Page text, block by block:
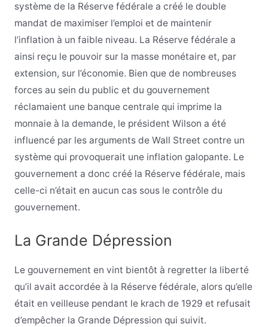
système de la Réserve fédérale a créé le double
mandat de maximiser l’emploi et de maintenir
l’inflation à un faible niveau. La Réserve fédérale a
ainsi reçu le pouvoir sur la masse monétaire et, par
extension, sur l’économie. Bien que de nombreuses
forces au sein du public et du gouvernement
réclamaient une banque centrale qui imprime la
monnaie à la demande, le président Wilson a été
influencé par les arguments de Wall Street contre un
système qui provoquerait une inflation galopante. Le
gouvernement a donc créé la Réserve fédérale, mais
celle-ci n’était en aucun cas sous le contrôle du
gouvernement.
La Grande Dépression
Le gouvernement en vint bientôt à regretter la liberté
qu’il avait accordée à la Réserve fédérale, alors qu’elle
était en veilleuse pendant le krach de 1929 et refusait
d’empêcher la Grande Dépression qui suivit.